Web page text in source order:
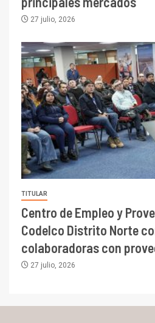
27 julio, 2026
TITULAR
Centro de Empleo y
Codelco Distrito Norte
colaboradoras con
27 julio, 2026